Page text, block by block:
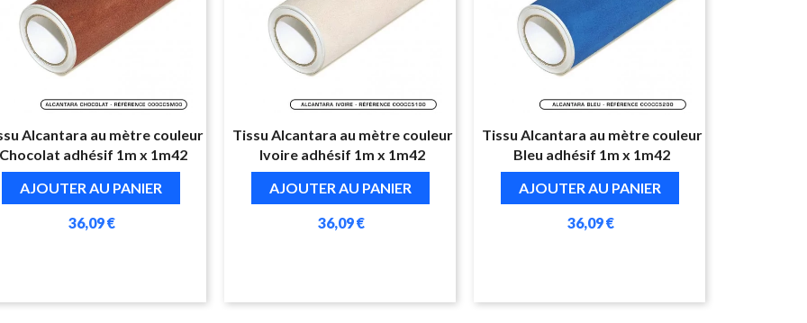
Alcantara au mètre couleur
adhésif 1m x 1m42
AJOUTER AU PANIER
36,09 €
Tissu Alcantara au mètre couleur
Ivoire adhésif 1m x 1m42
AJOUTER AU PANIER
36,09 €
Tissu Alcantara au mètre couleur
Bleu adhésif 1m x 1m42
AJOUTER AU PANIER
36,09 €